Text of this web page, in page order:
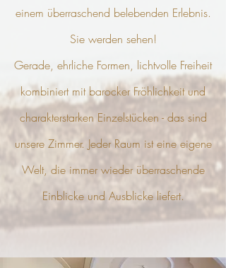
einem überraschend belebenden Erlebnis.
Sie werden sehen!
Gerade, ehrliche Formen, lichtvolle Freiheit
kombiniert mit barocker Fröhlichkeit und
charakterstarken Einzelstücken - das sind
unsere Zimmer. Jeder Raum ist eine eigene
Welt, die immer wieder überraschende
Einblicke und Ausblicke liefert.